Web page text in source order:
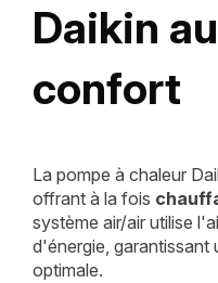
Daikin
confort
La pompe à chaleur
offrant à la fois
système air/air utilise
d'énergie, garantissant
optimale.